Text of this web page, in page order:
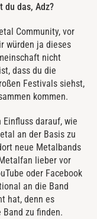
du das, Adz?
Community, vor
würden ja dieses
nicht
dass du die
Festivals siehst,
kommen.
darauf, wie
an der Basis zu
neue Metalbands
lieber vor
oder Facebook
an die Band
hat, denn es
zu finden.